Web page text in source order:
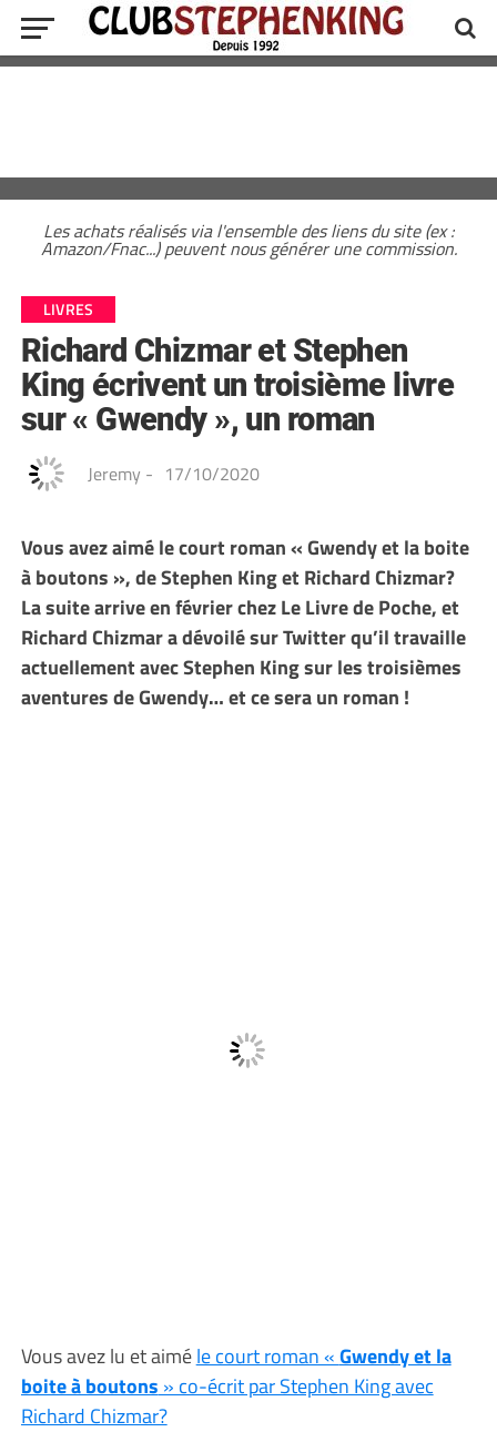
Les achats réalisés via l'ensemble des liens du site (ex :
Amazon/Fnac...) peuvent nous générer une commission.
LIVRES
Richard Chizmar et Stephen
King écrivent un troisième livre
sur « Gwendy », un roman
Jeremy - 17/10/2020
Vous avez aimé le court roman « Gwendy et la boite
à boutons », de Stephen King et Richard Chizmar?
La suite arrive en février chez Le Livre de Poche, et
Richard Chizmar a dévoilé sur Twitter qu’il travaille
actuellement avec Stephen King sur les troisièmes
aventures de Gwendy… et ce sera un roman !
Vous avez lu et aiméle court roman «Gwendy et la
boite à boutons » co-écrit par Stephen King avec
Richard Chizmar?